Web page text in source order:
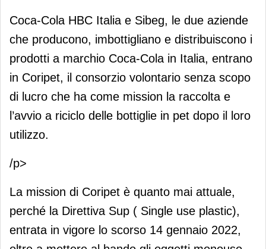
Coca-Cola entra in Coripet
Coca-Cola HBC Italia e Sibeg, le due aziende
che producono, imbottigliano e distribuiscono i
prodotti a marchio Coca-Cola in Italia, entrano
in Coripet, il consorzio volontario senza scopo
di lucro che ha come mission la raccolta e
l’avvio a riciclo delle bottiglie in pet dopo il loro
utilizzo.
/p>
La mission di Coripet è quanto mai attuale,
perché la Direttiva Sup ( Single use plastic),
entrata in vigore lo scorso 14 gennaio 2022,